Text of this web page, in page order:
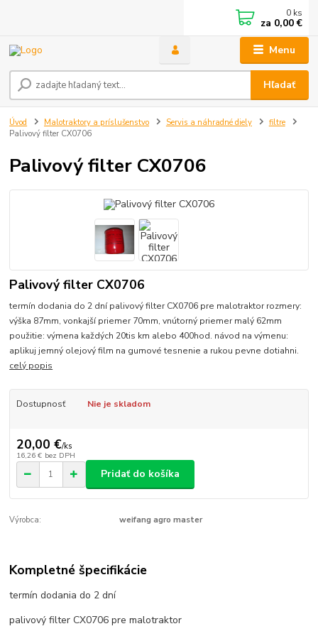
Menu
Hľadať
0 ks
za 0,00 €
Úvod Malotraktory a príslušenstvo Servis a náhradné diely
filtre
Palivový filter CX0706
Palivový filter CX0706
Palivový filter CX0706
termín dodania do 2 dní palivový filter CX0706 pre malotraktor rozmery:
výška 87mm, vonkajší priemer 70mm, vnútorný priemer malý 62mm
použitie: výmena každých 20tis km alebo 400hod. návod na výmenu:
aplikuj jemný olejový film na gumové tesnenie a rukou pevne dotiahni.
celý popis
Dostupnosť Nie je skladom
20,00 €/ks
16,26 € bez DPH
Pridať do košíka
Výrobca: weifang agro master
Kompletné špecifikácie
termín dodania do 2 dní
palivový filter CX0706 pre malotraktor